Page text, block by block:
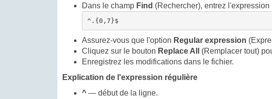
Dans le champ Find (Rechercher), entrez l'expression
^.{0,7}$
Assurez-vous que l'option Regular expression
Cliquez sur le bouton Replace All
(Remplacer tout)
Enregistrez les modifications dans le fichier.
Explication de l'expression régulière
^ — début de la ligne.